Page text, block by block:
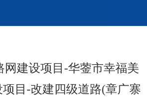
建设项目 -华蓥市幸福美
目-改建四级道路(章广寨